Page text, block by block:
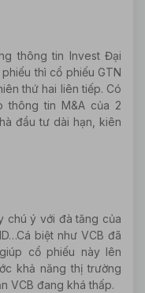
thông tin Invest Đại
thì cổ phiếu GTN
thứ hai liên tiếp. Có
tin M&A của 2
đầu tư dài hạn, kiên
chú ý với đà tăng của
biệt như VCB đã
cổ phiếu này lên
khả năng thị trường
VCB đang khá thấp.